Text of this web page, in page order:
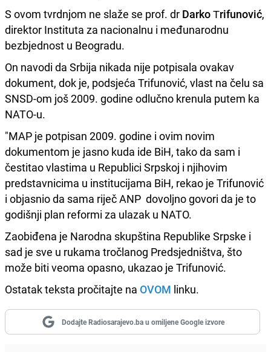
S ovom tvrdnjom ne slaže se prof. dr Darko Тrifunović,
direktor Instituta za nacionalnu i međunarodnu
bezbjednost u Beogradu.
On navodi da Srbija nikada nije potpisala ovakav
dokument, dok je, podsjeća Trifunović, vlast na čelu sa
SNSD-om još 2009. godine odlučno krenula putem ka
NATO-u.
"MAP je potpisan 2009. godine i ovim novim
dokumentom je jasno kuda ide BiH, tako da sam i
čestitao vlastima u Republici Srpskoj i njihovim
predstavnicima u institucijama BiH, rekao je Trifunović
i objasnio da sama riječ ANP dovoljno govori da je to
godišnji plan reformi za ulazak u NATO.
Zaobiđena je Narodna skupština Republike Srpske i
sad je sve u rukama tročlanog Predsjedništva, što
može biti veoma opasno, ukazao je Trifunović.
Ostatak teksta pročitajte na OVOM linku.
Dodajte Radiosarajevo.ba u omiljene Google izvore